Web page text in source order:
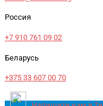
Россия
+7 910 761 09 02
Беларусь
+375 33 607 00 70